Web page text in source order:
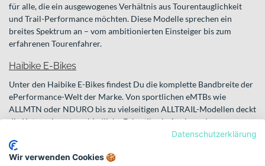
für alle, die ein ausgewogenes Verhältnis aus Tourentauglichkeit
und Trail-Performance möchten. Diese Modelle sprechen ein
breites Spektrum an – vom ambitionierten Einsteiger bis zum
erfahrenen Tourenfahrer.
Haibike E-Bikes
Unter den Haibike E-Bikes findest Du die komplette Bandbreite der
ePerformance-Welt der Marke. Von sportlichen eMTBs wie
ALLMTN oder NDURO bis zu vielseitigen ALLTRAIL-Modellen deckt
die Kategorie unterschiedliche Fahrstile ab. Auch moderne
zeigen, wie Haibike neue Rahmen- und
Integrationskonzepte umsetzt. Wenn Du gezielt nach einem E-Bike
mit sportlichem Charakter suchst, wirst Du hier fündig.
Datenschutzerklärung
Wir verwenden Cookies 🍪